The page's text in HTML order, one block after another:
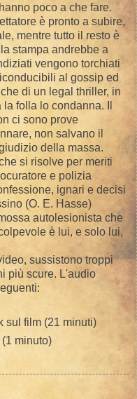
poco a che fare.
è pronto a subire,
mentre tutto il resto è
stampa andrebbe a
vengono torchiati
al gossip ed
di un legal thriller, in
folla lo condanna. Il
ci sono prove
non salvano il
della massa.
si risolve per meriti
e polizia
ignari e decisi
(O. E. Hasse)
autolesionista che
è lui, e solo lui,
sussistono troppi
più scure. L'audio
sul film (21 minuti)
minuto)